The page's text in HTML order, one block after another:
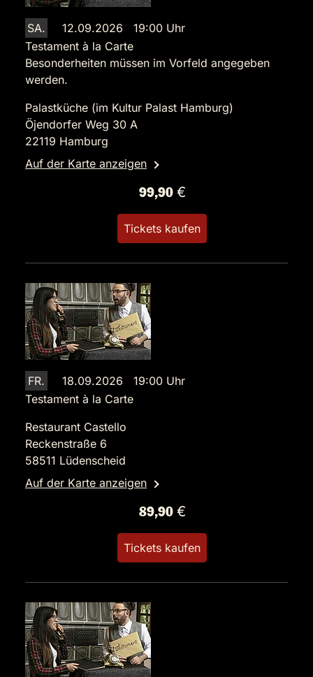
SA.
12.09.2026 19:00 Uhr
Testament à la Carte
Besonderheiten müssen im Vorfeld angegeben
werden.
Palastküche (im Kultur Palast Hamburg)
Öjendorfer Weg 30 A
22119 Hamburg
Auf der Karte anzeigen
99,90 €
Tickets kaufen
FR.
18.09.2026 19:00 Uhr
Testament à la Carte
Restaurant Castello
Reckenstraße 6
58511 Lüdenscheid
Auf der Karte anzeigen
89,90 €
Tickets kaufen